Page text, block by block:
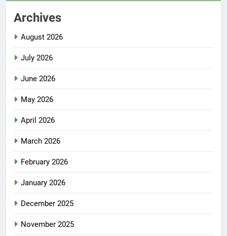
Archives
August 2026
July 2026
June 2026
May 2026
April 2026
March 2026
February 2026
January 2026
December 2025
November 2025